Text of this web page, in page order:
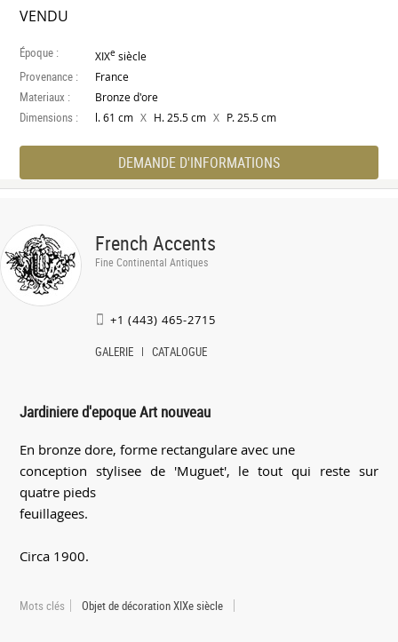
VENDU
Époque : XIXe siècle
Provenance : France
Materiaux : Bronze d'ore
Dimensions : l. 61 cm X H. 25.5 cm X P. 25.5 cm
DEMANDE D'INFORMATIONS
French Accents
Fine Continental Antiques
+1 (443) 465-2715
GALERIE CATALOGUE
Jardiniere d'epoque Art nouveau
En bronze dore, forme rectangulare avec une
conception stylisee de 'Muguet', le tout qui reste sur
quatre pieds
feuillagees.
Circa 1900.
Mots clés Objet de décoration XIXe siècle